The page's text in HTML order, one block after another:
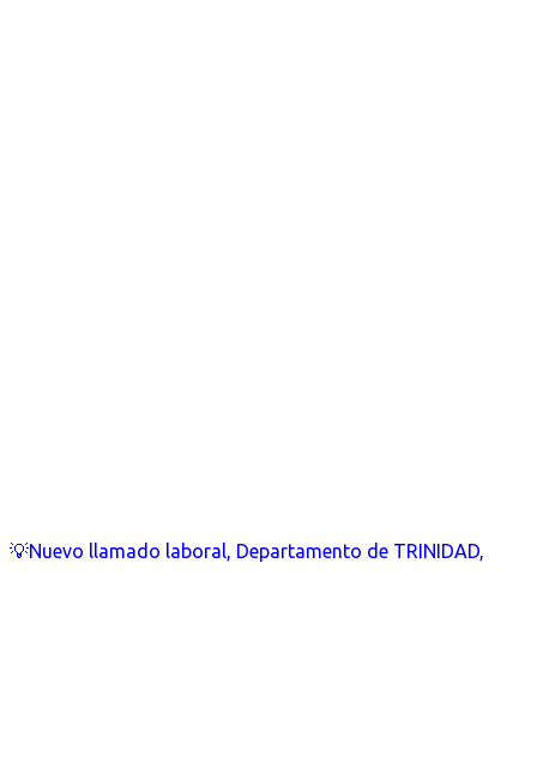
💡Nuevo llamado laboral, Departamento de TRINIDAD,